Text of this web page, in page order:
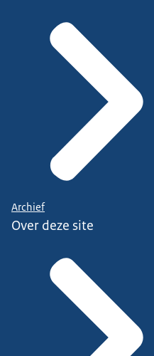
Archief
Over deze site